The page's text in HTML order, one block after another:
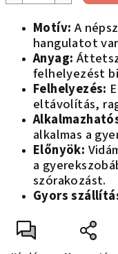
Motív:A
hangulatot
Anyag:
felhelyezést
Felhelyezés:
eltávolítás,
alkalmas a
Előnyök:
a
szórakozást.
Gyors